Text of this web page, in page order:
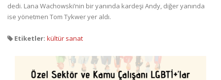
dedi. Lana Wachowski’nin bir yanında kardeşi Andy, diğer yanında
ise yönetmen Tom Tykwer yer aldı.
Etiketler: kültür sanat